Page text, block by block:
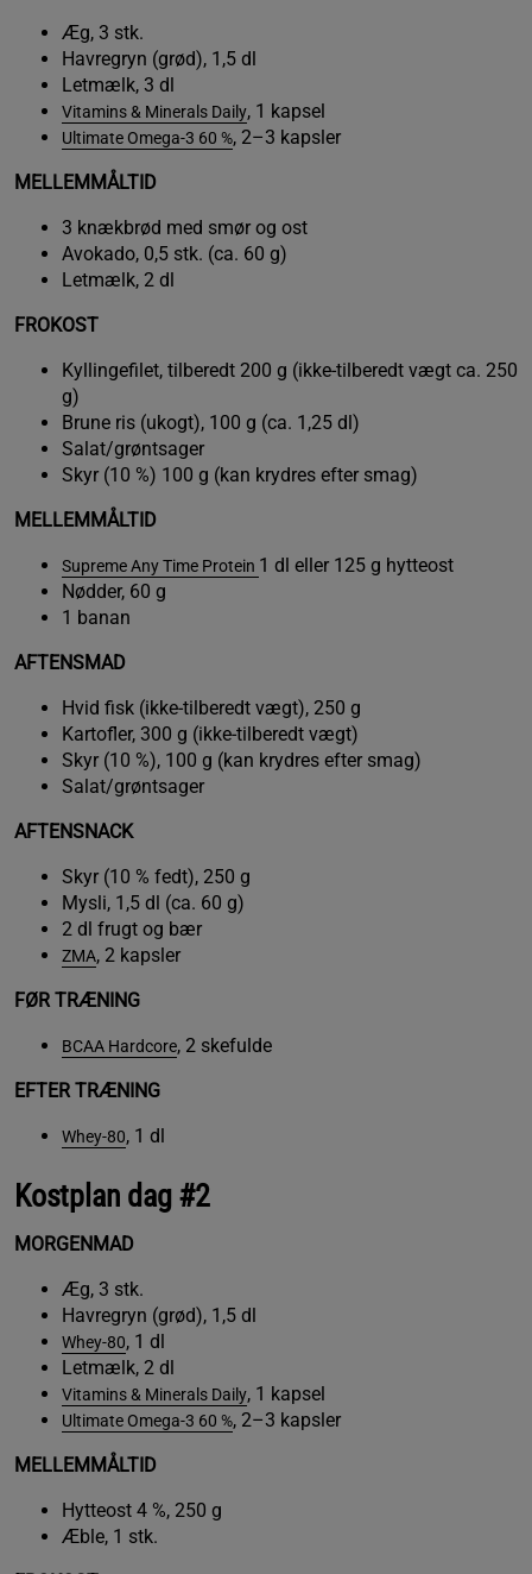
Æg, 3 stk.
Havregryn (grød), 1,5 dl
Letmælk, 3 dl
Vitamins & Minerals Daily, 1 kapsel
Ultimate Omega-3 60 %, 2–3 kapsler
MELLEMMÅLTID
3 knækbrød med smør og ost
Avokado, 0,5 stk. (ca. 60 g)
Letmælk, 2 dl
FROKOST
Kyllingefilet, tilberedt 200 g (ikke-tilberedt vægt ca. 250
g)
Brune ris (ukogt), 100 g (ca. 1,25 dl)
Salat/grøntsager
Skyr (10 %) 100 g (kan krydres efter smag)
MELLEMMÅLTID
Supreme Any Time Protein 1 dl eller 125 g hytteost
Nødder, 60 g
1 banan
AFTENSMAD
Hvid fisk (ikke-tilberedt vægt), 250 g
Kartofler, 300 g (ikke-tilberedt vægt)
Skyr (10 %), 100 g (kan krydres efter smag)
Salat/grøntsager
AFTENSNACK
Skyr (10 % fedt), 250 g
Mysli, 1,5 dl (ca. 60 g)
2 dl frugt og bær
ZMA, 2 kapsler
FØR TRÆNING
BCAA Hardcore, 2 skefulde
EFTER TRÆNING
Whey-80, 1 dl
Kostplan dag #2
MORGENMAD
Æg, 3 stk.
Havregryn (grød), 1,5 dl
Whey-80, 1 dl
Letmælk, 2 dl
Vitamins & Minerals Daily, 1 kapsel
Ultimate Omega-3 60 %, 2–3 kapsler
MELLEMMÅLTID
Hytteost 4 %, 250 g
Æble, 1 stk.